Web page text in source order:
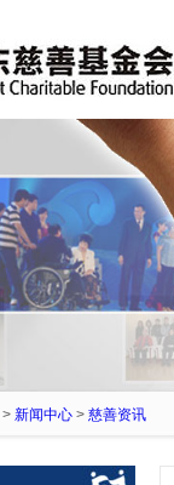
> 新闻中心 > 慈善资讯